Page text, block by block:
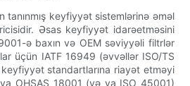
tanınmış keyfiyyət sistemlərinə əməl
Əsas keyfiyyət idarəetməsini
ə baxın və OEM səviyyəli filtrlər
üçün IATF 16949 (əvvəllər ISO/TS
standartlarına riayət etməyi
OHSAS 18001 (və ya ISO 45001)